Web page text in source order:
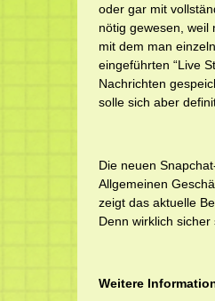
oder gar mit
nötig gewesen, weil
mit dem man
eingeführten “Live
Nachrichten
solle sich aber
Die neuen
Allgemeinen
zeigt das aktuelle
Denn wirklich
Weitere